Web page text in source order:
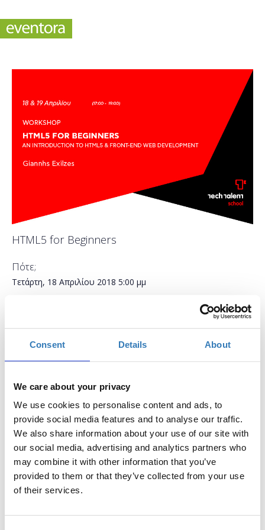
Consent Details About
We care about your privacy
We use cookies to personalise content and ads, to
provide social media features and to analyse our traffic.
We also share information about your use of our site with
our social media, advertising and analytics partners who
may combine it with other information that you’ve
provided to them or that they’ve collected from your use
of their services.
HTML5 for Beginners
Πότε;
Τετάρτη, 18 Απριλίου 2018 5:00 μμ
Found.ation, Αθήνα
Ποια είναι τα βασικά στοιχεία μιας ιστοσελίδας και
πώς την κατασκευάζουμε με τη χρήση κώδικα HTML;